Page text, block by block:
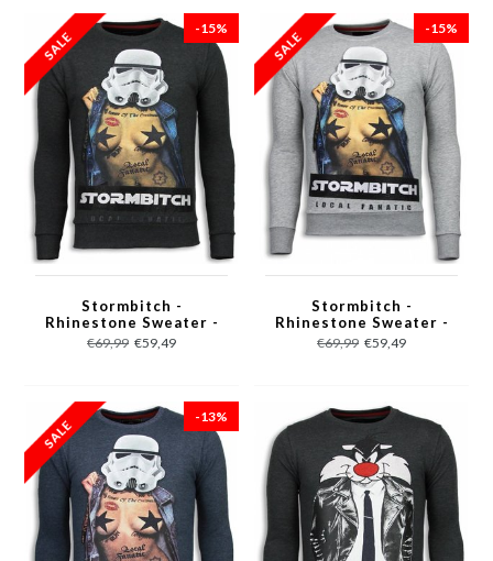
-15%
Stormbitch -
Rhinestone Sweater -
Antraciet
€69,99 €59,49
-15%
Stormbitch -
Rhinestone Sweater -
Licht Grijs
€69,99 €59,49
-13%